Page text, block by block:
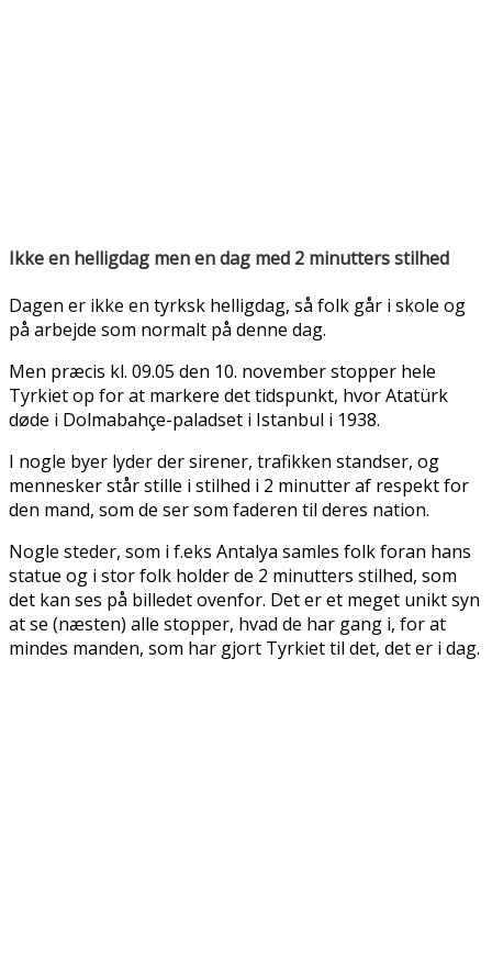
Ikke en helligdag men en dag med 2 minutters stilhed
Dagen er ikke en tyrksk helligdag, så folk går i skole og
på arbejde som normalt på denne dag.
Men præcis kl. 09.05 den 10. november stopper hele
Tyrkiet op for at markere det tidspunkt, hvor Atatürk
døde i Dolmabahçe-paladset i Istanbul i 1938.
I nogle byer lyder der sirener, trafikken standser, og
mennesker står stille i stilhed i 2 minutter af respekt for
den mand, som de ser som faderen til deres nation.
Nogle steder, som i f.eks Antalya samles folk foran hans
statue og i stor folk holder de 2 minutters stilhed, som
det kan ses på billedet ovenfor. Det er et meget unikt syn
at se (næsten) alle stopper, hvad de har gang i, for at
mindes manden, som har gjort Tyrkiet til det, det er i dag.